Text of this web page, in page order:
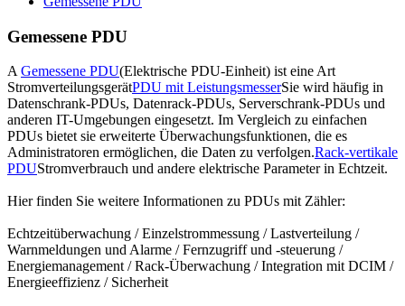
Gemessene PDU
AGemessene PDU(Elektrische PDU-Einheit) ist eine Art
StromverteilungsgerätPDU mit LeistungsmesserSie wird häufig in
Datenschrank-PDUs, Datenrack-PDUs, Serverschrank-PDUs und
anderen IT-Umgebungen eingesetzt. Im Vergleich zu einfachen
PDUs bietet sie erweiterte Überwachungsfunktionen, die es
Administratoren ermöglichen, die Daten zu verfolgen.Rack-vertikale
PDUStromverbrauch und andere elektrische Parameter in Echtzeit.
Hier finden Sie weitere Informationen zu PDUs mit Zähler:
Echtzeitüberwachung / Einzelstrommessung / Lastverteilung /
Warnmeldungen und Alarme / Fernzugriff und -steuerung /
Energiemanagement / Rack-Überwachung / Integration mit DCIM /
Energieeffizienz / Sicherheit